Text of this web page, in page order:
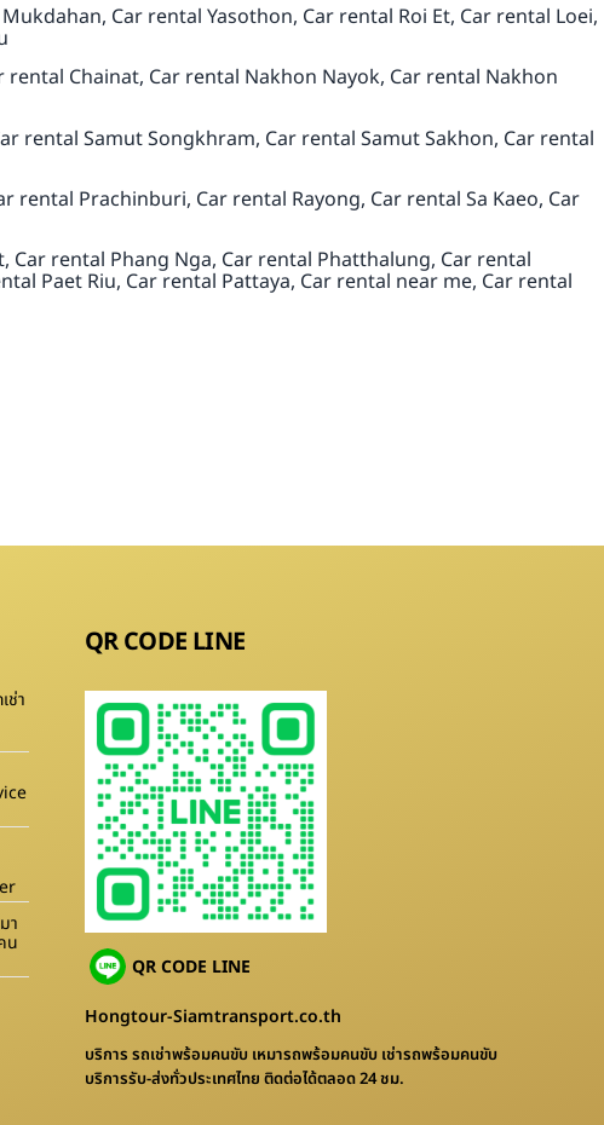
Car rental Yasothon, Car rental Roi Et, Car rental Loei,
Chainat, Car rental Nakhon Nayok, Car rental Nakhon
rental Samut Songkhram, Car rental Samut Sakhon, Car rental
Prachinburi, Car rental Rayong, Car rental Sa Kaeo, Car
rental Phang Nga, Car rental Phatthalung, Car rental
Paet Riu, Car rental Pattaya, Car rental near me, Car rental
ช่า
า
น
QR CODE LINE
QR CODE LINE
Hongtour-Siamtransport.co.th
บริการ รถเช่าพร้อมคนขับ เหมารถพร้อมคนขับ เช่ารถพร้อมคนขับ
บริการรับ-ส่งทั่วประเทศไทย ติดต่อได้ตลอด 24 ชม.